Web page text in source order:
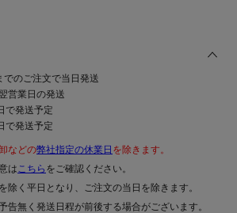
でのご注文で当日発送
営業日の発送
で発送予定
で発送予定
などの弊社指定の休業日 を除きます。
はこちら をご確認ください。
く平日となり、ご注文の当日を除きます。
無く発送日程が前後する場合がございます。